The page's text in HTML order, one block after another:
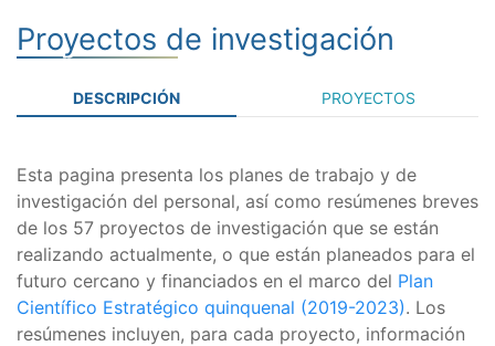
Proyectos de investigación
DESCRIPCIÓN PROYECTOS
Esta pagina presenta los planes de trabajo y de
investigación del personal, así como resúmenes breves
de los 57 proyectos de investigación que se están
realizando actualmente, o que están planeados para el
futuro cercano y financiados en el marco del Plan
Científico Estratégico quinquenal (2019-2023). Los
resúmenes incluyen, para cada proyecto, información